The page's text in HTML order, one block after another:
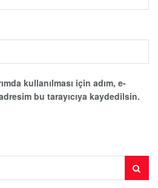
kullanılması için adım, e-
bu tarayıcıya kaydedilsin.